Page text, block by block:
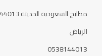
مطابخ السعودية الحديثة 0538144013
الرياض
0538144013